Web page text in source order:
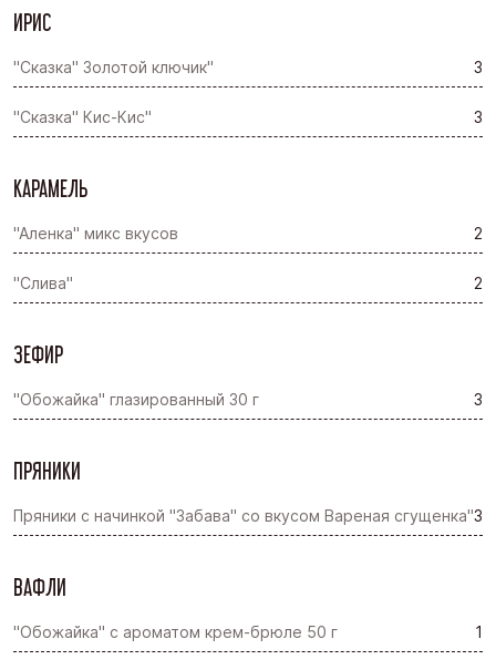
ИРИС
"Сказка" Золотой ключик" 3
"Сказка" Кис-Кис" 3
КАРАМЕЛЬ
"Аленка" микс вкусов 2
"Слива" 2
ЗЕФИР
"Обожайка" глазированный 30 г 3
ПРЯНИКИ
Пряники с начинкой "Забава" со вкусом Вареная сгущенка"3
ВАФЛИ
"Обожайка" с ароматом крем-брюле 50 г 1